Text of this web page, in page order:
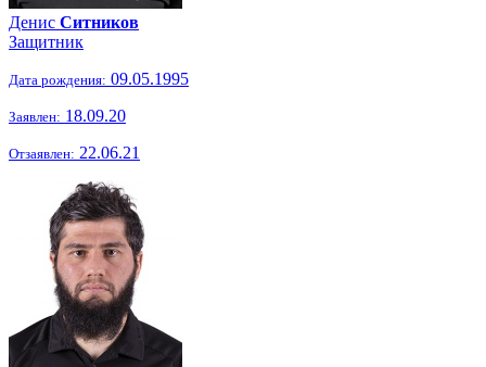
Денис Ситников
Защитник
Дата рождения: 09.05.1995
Заявлен: 18.09.20
Отзаявлен: 22.06.21